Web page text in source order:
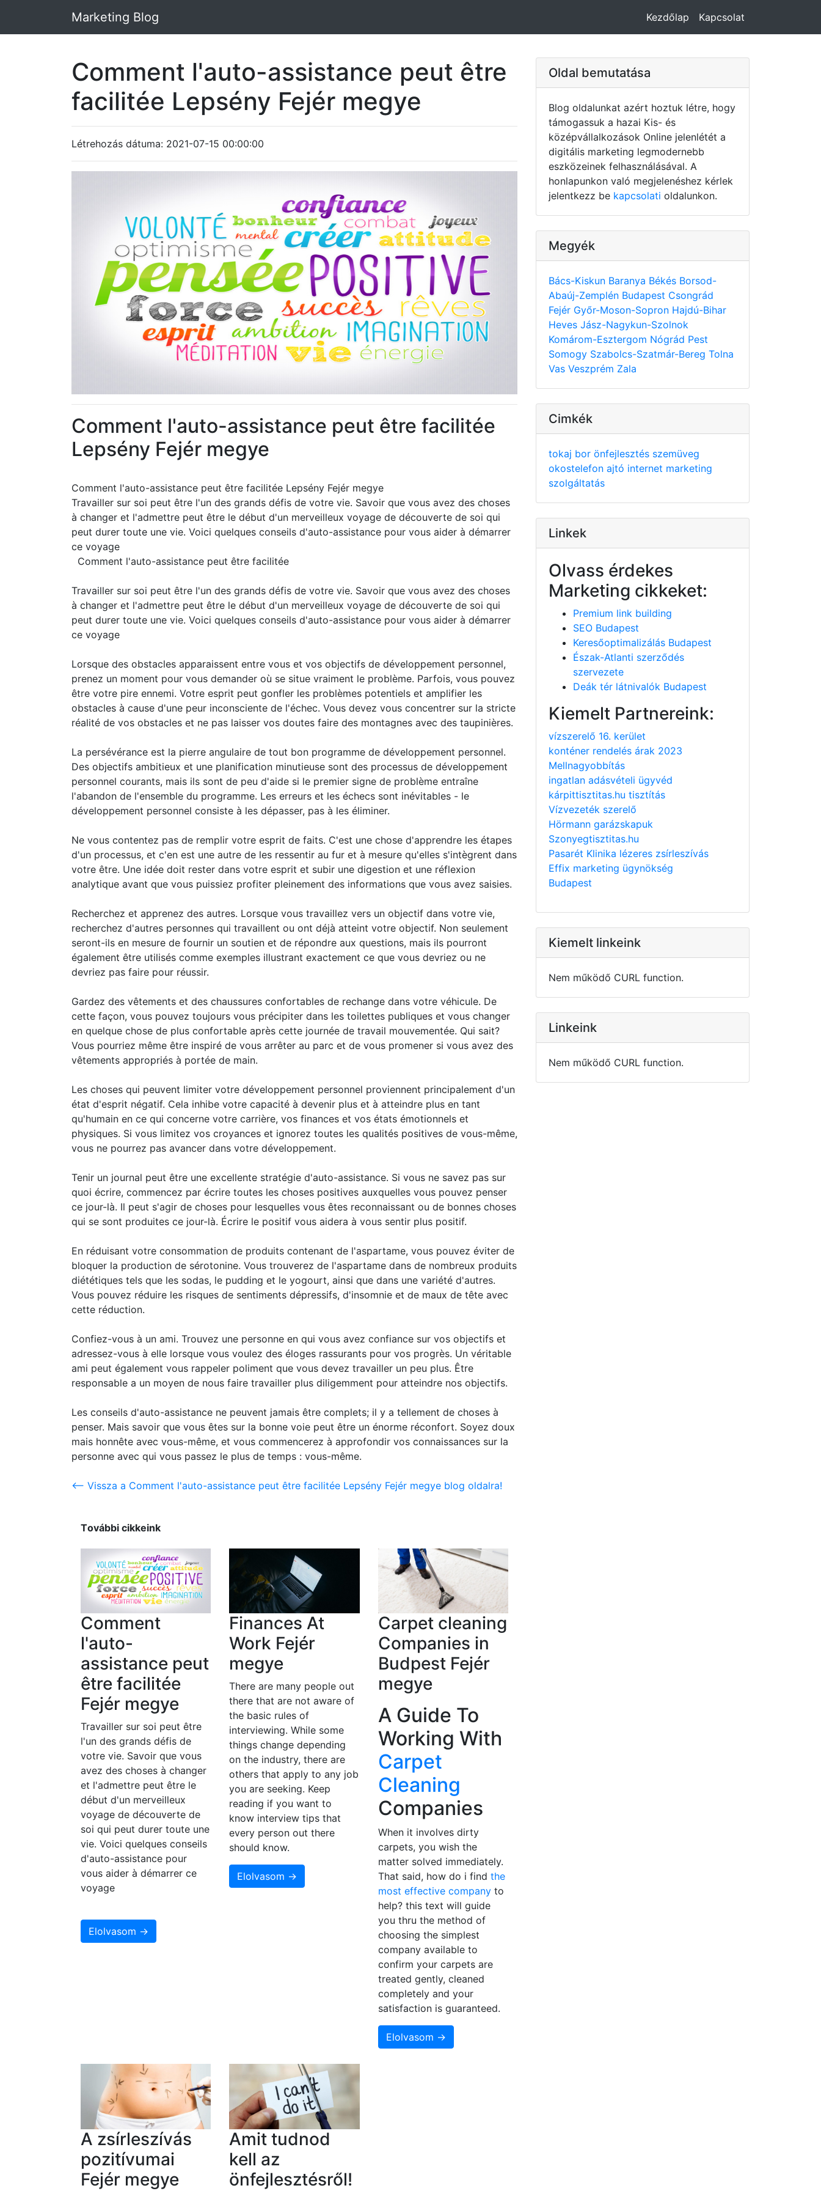
Marketing Blog Kezdőlap Kapcsolat
Comment l'auto-assistance peut être
facilitée Lepsény Fejér megye
Létrehozás dátuma: 2021-07-15 00:00:00
Comment l'auto-assistance peut être facilitée
Lepsény Fejér megye
Comment l'auto-assistance peut être facilitée Lepsény Fejér megye
Travailler sur soi peut être l'un des grands défis de votre vie. Savoir que vous avez des choses
à changer et l'admettre peut être le début d'un merveilleux voyage de découverte de soi qui
peut durer toute une vie. Voici quelques conseils d'auto-assistance pour vous aider à démarrer
ce voyage
Comment l'auto-assistance peut être facilitée
Travailler sur soi peut être l'un des grands défis de votre vie. Savoir que vous avez des choses
à changer et l'admettre peut être le début d'un merveilleux voyage de découverte de soi qui
peut durer toute une vie. Voici quelques conseils d'auto-assistance pour vous aider à démarrer
ce voyage
Lorsque des obstacles apparaissent entre vous et vos objectifs de développement personnel,
prenez un moment pour vous demander où se situe vraiment le problème. Parfois, vous pouvez
être votre pire ennemi. Votre esprit peut gonfler les problèmes potentiels et amplifier les
obstacles à cause d'une peur inconsciente de l'échec. Vous devez vous concentrer sur la stricte
réalité de vos obstacles et ne pas laisser vos doutes faire des montagnes avec des taupinières.
La persévérance est la pierre angulaire de tout bon programme de développement personnel.
Des objectifs ambitieux et une planification minutieuse sont des processus de développement
personnel courants, mais ils sont de peu d'aide si le premier signe de problème entraîne
l'abandon de l'ensemble du programme. Les erreurs et les échecs sont inévitables - le
développement personnel consiste à les dépasser, pas à les éliminer.
Ne vous contentez pas de remplir votre esprit de faits. C'est une chose d'apprendre les étapes
d'un processus, et c'en est une autre de les ressentir au fur et à mesure qu'elles s'intègrent dans
votre être. Une idée doit rester dans votre esprit et subir une digestion et une réflexion
analytique avant que vous puissiez profiter pleinement des informations que vous avez saisies.
Recherchez et apprenez des autres. Lorsque vous travaillez vers un objectif dans votre vie,
recherchez d'autres personnes qui travaillent ou ont déjà atteint votre objectif. Non seulement
seront-ils en mesure de fournir un soutien et de répondre aux questions, mais ils pourront
également être utilisés comme exemples illustrant exactement ce que vous devriez ou ne
devriez pas faire pour réussir.
Gardez des vêtements et des chaussures confortables de rechange dans votre véhicule. De
cette façon, vous pouvez toujours vous précipiter dans les toilettes publiques et vous changer
en quelque chose de plus confortable après cette journée de travail mouvementée. Qui sait?
Vous pourriez même être inspiré de vous arrêter au parc et de vous promener si vous avez des
vêtements appropriés à portée de main.
Les choses qui peuvent limiter votre développement personnel proviennent principalement d'un
état d'esprit négatif. Cela inhibe votre capacité à devenir plus et à atteindre plus en tant
qu'humain en ce qui concerne votre carrière, vos finances et vos états émotionnels et
physiques. Si vous limitez vos croyances et ignorez toutes les qualités positives de vous-même,
vous ne pourrez pas avancer dans votre développement.
Tenir un journal peut être une excellente stratégie d'auto-assistance. Si vous ne savez pas sur
quoi écrire, commencez par écrire toutes les choses positives auxquelles vous pouvez penser
ce jour-là. Il peut s'agir de choses pour lesquelles vous êtes reconnaissant ou de bonnes choses
qui se sont produites ce jour-là. Écrire le positif vous aidera à vous sentir plus positif.
En réduisant votre consommation de produits contenant de l'aspartame, vous pouvez éviter de
bloquer la production de sérotonine. Vous trouverez de l'aspartame dans de nombreux produits
diététiques tels que les sodas, le pudding et le yogourt, ainsi que dans une variété d'autres.
Vous pouvez réduire les risques de sentiments dépressifs, d'insomnie et de maux de tête avec
cette réduction.
Confiez-vous à un ami. Trouvez une personne en qui vous avez confiance sur vos objectifs et
adressez-vous à elle lorsque vous voulez des éloges rassurants pour vos progrès. Un véritable
ami peut également vous rappeler poliment que vous devez travailler un peu plus. Être
responsable a un moyen de nous faire travailler plus diligemment pour atteindre nos objectifs.
Les conseils d'auto-assistance ne peuvent jamais être complets; il y a tellement de choses à
penser. Mais savoir que vous êtes sur la bonne voie peut être un énorme réconfort. Soyez doux
mais honnête avec vous-même, et vous commencerez à approfondir vos connaissances sur la
personne avec qui vous passez le plus de temps : vous-même.
<-- Vissza a Comment l'auto-assistance peut être facilitée Lepsény Fejér megye blog oldalra!
További cikkeink
Comment
l'auto-
assistance peut
être facilitée
Fejér megye
Travailler sur soi peut être
l'un des grands défis de
votre vie. Savoir que vous
avez des choses à changer
et l'admettre peut être le
début d'un merveilleux
voyage de découverte de
soi qui peut durer toute une
vie. Voici quelques conseils
d'auto-assistance pour
vous aider à démarrer ce
voyage
Elolvasom →
Finances At
Work Fejér
megye
There are many people out
there that are not aware of
the basic rules of
interviewing. While some
things change depending
on the industry, there are
others that apply to any job
you are seeking. Keep
reading if you want to
know interview tips that
every person out there
should know.
Elolvasom →
Carpet cleaning
Companies in
Budpest Fejér
megye
A Guide To
Working With
Carpet
Cleaning
Companies
When it involves dirty
carpets, you wish the
matter solved immediately.
That said, how do i find the
most effective companyto
help? this text will guide
you thru the method of
choosing the simplest
company available to
confirm your carpets are
treated gently, cleaned
completely and your
satisfaction is guaranteed.
Elolvasom →
A zsírleszívás
pozitívumai
Fejér megye
Amit tudnod
kell az
önfejlesztésről!
Oldal bemutatása
Blog oldalunkat azért hoztuk létre, hogy
támogassuk a hazai Kis- és
középvállalkozások Online jelenlétét a
digitális marketing legmodernebb
eszközeinek felhasználásával. A
honlapunkon való megjelenéshez kérlek
jelentkezz be kapcsolati oldalunkon.
Megyék
Bács-Kiskun Baranya Békés Borsod-
Abaúj-Zemplén Budapest Csongrád
Fejér Győr-Moson-Sopron Hajdú-Bihar
Heves Jász-Nagykun-Szolnok
Komárom-Esztergom Nógrád Pest
Somogy Szabolcs-Szatmár-Bereg Tolna
Vas Veszprém Zala
Cimkék
tokaj bor önfejlesztés szemüveg
okostelefon ajtó internet marketing
szolgáltatás
Linkek
Olvass érdekes
Marketing cikkeket:
Premium link building
SEO Budapest
Keresőoptimalizálás Budapest
Észak-Atlanti szerződés
szervezete
Deák tér látnivalók Budapest
Kiemelt Partnereink:
vízszerelő 16. kerület
konténer rendelés árak 2023
Mellnagyobbítás
ingatlan adásvételi ügyvéd
kárpittisztitas.hu tisztítás
Vízvezeték szerelő
Hörmann garázskapuk
Szonyegtisztitas.hu
Pasarét Klinika lézeres zsírleszívás
Effix marketing ügynökség
Budapest
Kiemelt linkeink
Nem működő CURL function.
Linkeink
Nem működő CURL function.